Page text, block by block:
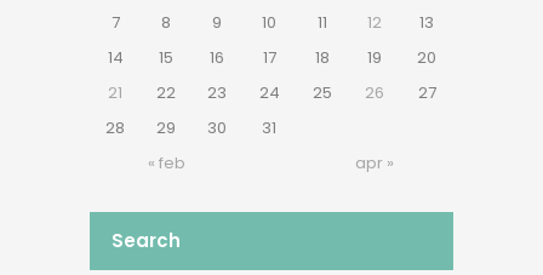
« feb apr »
7
8 9 10 11 12
13
14
15 16 17 18 19
20
21
22 23 24 25 26
27
28
29 30 31
Search